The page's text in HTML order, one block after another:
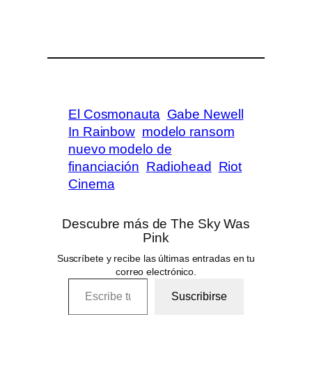
El Cosmonauta Gabe Newell
In Rainbow modelo ransom
nuevo modelo de
financiación Radiohead
Riot
Cinema
Descubre más de The Sky Was
Pink
Suscríbete y recibe las últimas entradas en tu
correo electrónico.
Escribe tu correo electrónico…
Suscribirse